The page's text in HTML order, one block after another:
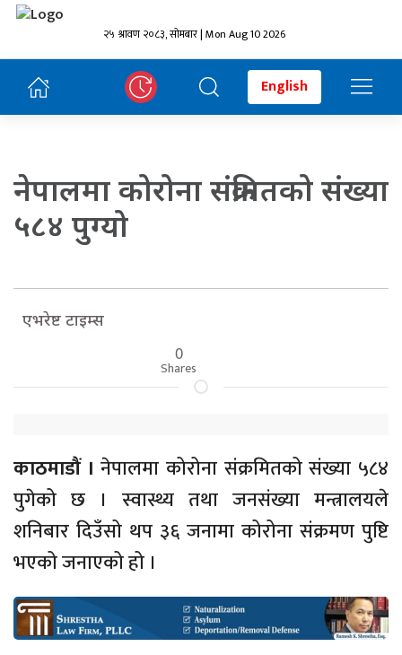
२५ श्रावण २०८३, सोमबार | Mon Aug 10 2026
English
नेपालमा कोरोना संक्रमितको संख्या
५८४ पुग्यो
एभरेष्ट टाइम्स
0
Shares
काठमाडौं । नेपालमा कोरोना संक्रमितको संख्या ५८४
पुगेको छ । स्वास्थ्य तथा जनसंख्या मन्त्रालयले
शनिबार दिउँसो थप ३६ जनामा कोरोना संक्रमण पुष्टि
भएको जनाएको हो ।